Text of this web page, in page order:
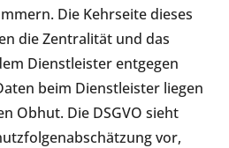
Die Kehrseite dieses
die Zentralität und das
Dienstleister entgegen
beim Dienstleister liegen
Obhut. Die DSGVO sieht
vor,